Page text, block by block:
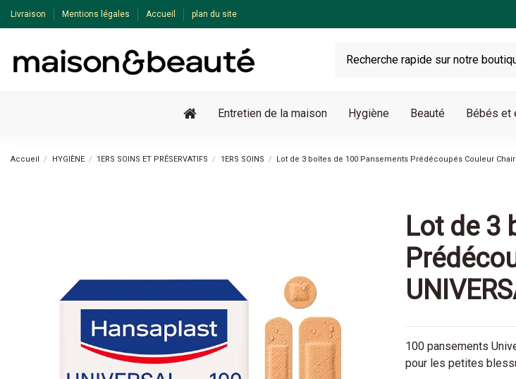
Livraison Mentions légales Accueil plan du site
Entretien de la maison Hygiène Beauté Bébés et
Accueil HYGIÈNE 1ERS SOINS ET PRÉSERVATIFS 1ERS SOINS Lot de 3 boîtes de 100 Pansements Prédécoupés Couleur Chair
Lot de 3
100 pansements
pour les petites